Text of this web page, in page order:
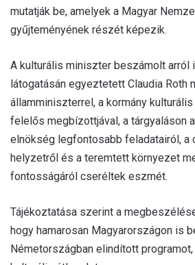
mutatják be, amelyek a Magyar
gyűjteményének részét képezik.
A kulturális miniszter beszámolt arról
látogatásán egyeztetett Claudia Roth
államminiszterrel, a kormány
felelős megbízottjával, a tárgyaláson
elnökség legfontosabb feladatairól, a
helyzetről és a teremtett környezet
fontosságáról cseréltek eszmét.
Tájékoztatása szerint a
hogy hamarosan Magyarországon is
Németországban elindított